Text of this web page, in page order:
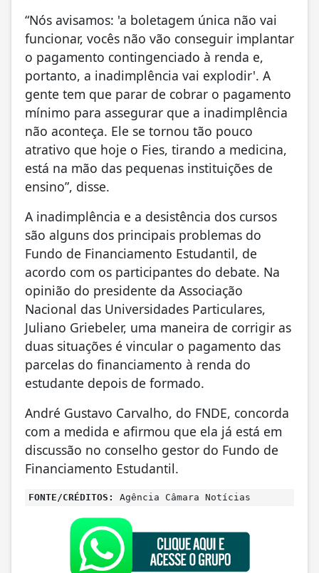
“Nós avisamos: 'a boletagem única não vai
funcionar, vocês não vão conseguir implantar
o pagamento contingenciado à renda e,
portanto, a inadimplência vai explodir'. A
gente tem que parar de cobrar o pagamento
mínimo para assegurar que a inadimplência
não aconteça. Ele se tornou tão pouco
atrativo que hoje o Fies, tirando a medicina,
está na mão das pequenas instituições de
ensino”, disse.
A inadimplência e a desistência dos cursos
são alguns dos principais problemas do
Fundo de Financiamento Estudantil, de
acordo com os participantes do debate. Na
opinião do presidente da Associação
Nacional das Universidades Particulares,
Juliano Griebeler, uma maneira de corrigir as
duas situações é vincular o pagamento das
parcelas do financiamento à renda do
estudante depois de formado.
André Gustavo Carvalho, do FNDE, concorda
com a medida e afirmou que ela já está em
discussão no conselho gestor do Fundo de
Financiamento Estudantil.
FONTE/CRÉDITOS: Agência Câmara Notícias